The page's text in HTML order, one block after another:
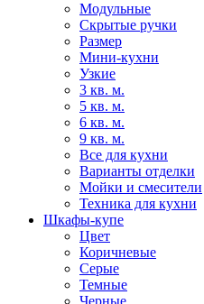
Модульные
Скрытые ручки
Размер
Мини-кухни
Узкие
3 кв. м.
5 кв. м.
6 кв. м.
9 кв. м.
Все для кухни
Варианты отделки
Мойки и смесители
Техника для кухни
Шкафы-купе
Цвет
Коричневые
Серые
Темные
Черные